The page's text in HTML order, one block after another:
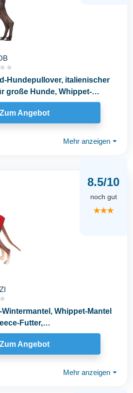
Hundepullover, italienischer
große Hunde, Whippet-
Zum Angebot
Mehr anzeigen ⏷
8.5/10
noch gut
★★★
Whippet-Mantel
Futter,
Zum Angebot
Mehr anzeigen ⏷